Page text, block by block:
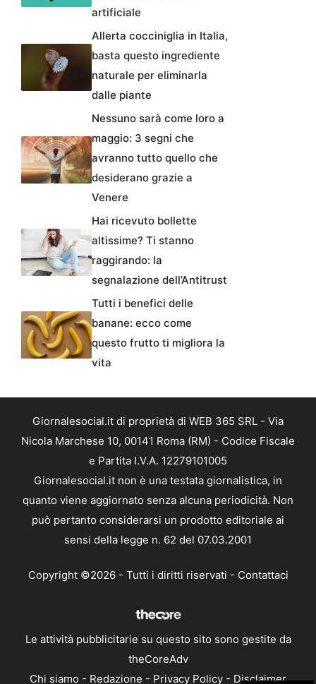
artificiale
Allerta cocciniglia in Italia,
basta questo ingrediente
naturale per eliminarla
dalle piante
Nessuno sarà come loro a
maggio: 3 segni che
avranno tutto quello che
desiderano grazie a
Venere
Hai ricevuto bollette
altissime? Ti stanno
raggirando: la
segnalazione dell’Antitrust
Tutti i benefici delle
banane: ecco come
questo frutto ti migliora la
vita
Giornalesocial.it di proprietà di WEB 365 SRL - Via
Nicola Marchese 10, 00141 Roma (RM) - Codice Fiscale
e Partita I.V.A. 12279101005
Giornalesocial.it non è una testata giornalistica, in
quanto viene aggiornato senza alcuna periodicità. Non
può pertanto considerarsi un prodotto editoriale ai
sensi della legge n. 62 del 07.03.2001
Copyright ©2026 - Tutti i diritti riservati - Contattaci
Le attività pubblicitarie su questo sito sono gestite da
theCoreAdv
Chi siamo - Redazione - Privacy Policy - Disclaimer